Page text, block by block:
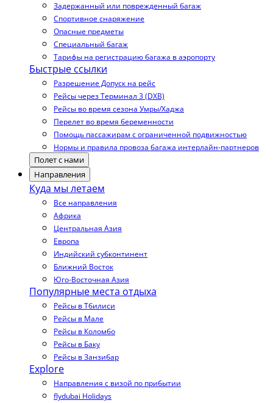
Задержанный или поврежденный багаж
Спортивное снаряжение
Опасные предметы
Специальный багаж
Тарифы на регистрацию багажа в аэропорту
Быстрые ссылки
Разрешение Допуск на рейс
Рейсы через Терминал 3 (DXB)
Рейсы во время сезона Умры/Хаджа
Перелет во время беременности
Помощь пассажирам с ограниченной подвижностью
Нормы и правила провоза багажа интерлайн-партнеров
Полет с нами
Направления
Куда мы летаем
Все направления
Африка
Центральная Азия
Европа
Индийский субконтинент
Ближний Восток
Юго-Восточная Азия
Популярные места отдыха
Рейсы в Тбилиси
Рейсы в Мале
Рейсы в Коломбо
Рейсы в Баку
Рейсы в Занзибар
Explore
Направления с визой по прибытии
flydubai Holidays